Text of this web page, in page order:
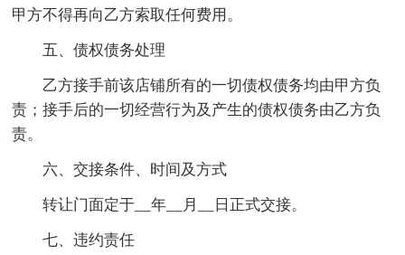
甲方不得再向乙方索取任何费用。
五、债权债务处理
乙方接手前该店铺所有的一切债权债务均由甲方负
责；接手后的一切经营行为及产生的债权债务由乙方负
责。
六、交接条件、时间及方式
转让门面定于__年__月__日正式交接。
七、违约责任